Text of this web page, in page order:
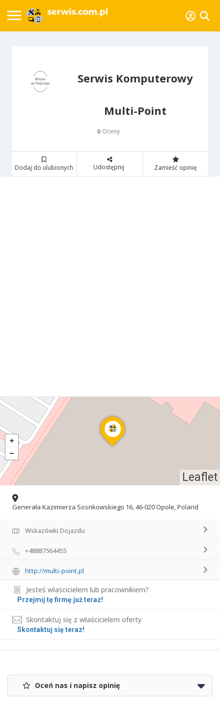
Serwis Komputerowy
Multi-Point
0 Oceny
Dodaj do ulubionych Udostępnij Zamieść opinię
Leaflet
Generała Kazimierza Sosnkowskiego 16, 46-020 Opole, Poland
Wskazówki Dojazdu
+48887564455
http://multi-point.pl
Jesteś właścicielem lub pracownikiem?
Przejmij tę firmę już teraz!
Skontaktuj się z właścicielem oferty
Skontaktuj się teraz!
Oceń nas i napisz opinię